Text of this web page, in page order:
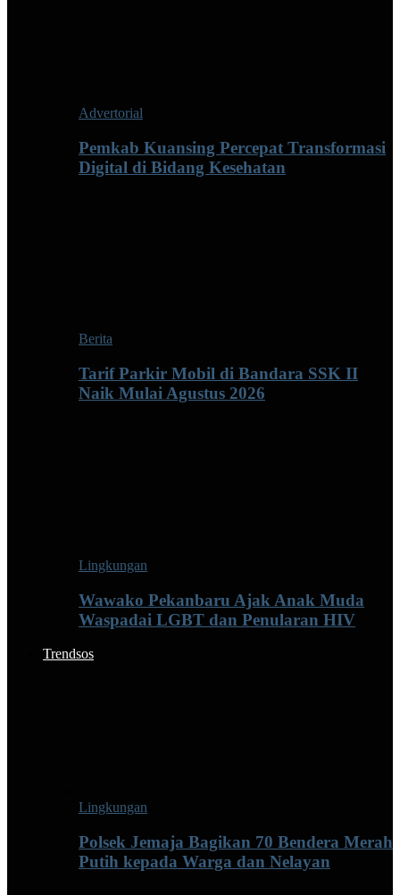
Advertorial
Pemkab Kuansing Percepat Transformasi
Digital di Bidang Kesehatan
Berita
Tarif Parkir Mobil di Bandara SSK II
Naik Mulai Agustus 2026
Lingkungan
Wawako Pekanbaru Ajak Anak Muda
Waspadai LGBT dan Penularan HIV
Trendsos
Lingkungan
Polsek Jemaja Bagikan 70 Bendera Merah
Putih kepada Warga dan Nelayan